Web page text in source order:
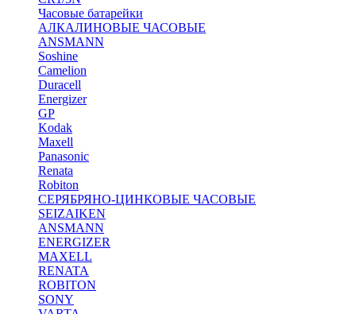
Часовые батарейки
АЛКАЛИНОВЫЕ ЧАСОВЫЕ
ANSMANN
Soshine
Camelion
Duracell
Energizer
GP
Kodak
Maxell
Panasonic
Renata
Robiton
СЕРЯБРЯНО-ЦИНКОВЫЕ ЧАСОВЫЕ
SEIZAIKEN
ANSMANN
ENERGIZER
MAXELL
RENATA
ROBITON
SONY